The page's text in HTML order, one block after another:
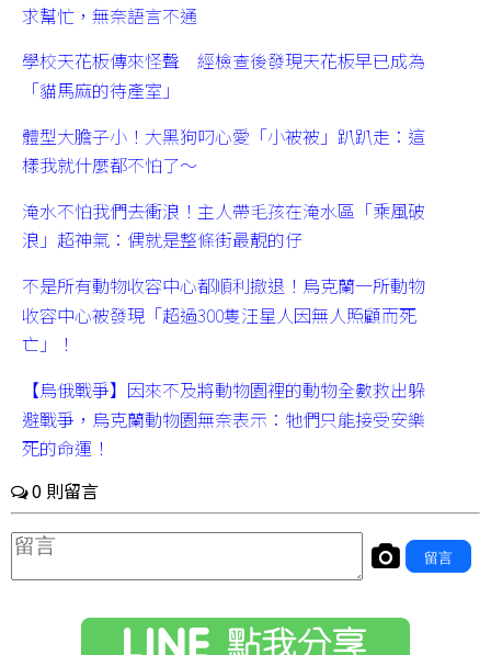
求幫忙，無奈語言不通
學校天花板傳來怪聲 經檢查後發現天花板早已成為
「貓馬麻的待產室」
體型大膽子小！大黑狗叼心愛「小被被」趴趴走：這
樣我就什麼都不怕了～
淹水不怕我們去衝浪！主人帶毛孩在淹水區「乘風破
浪」超神氣：偶就是整條街最靚的仔
不是所有動物收容中心都順利撤退！烏克蘭一所動物
收容中心被發現「超過300隻汪星人因無人照顧而死
亡」！
【烏俄戰爭】因來不及將動物園裡的動物全數救出躲
避戰爭，烏克蘭動物園無奈表示：牠們只能接受安樂
死的命運！